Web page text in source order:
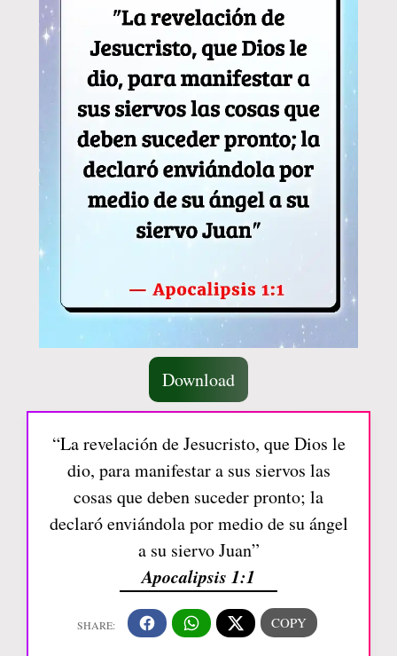
Download
“La revelación de Jesucristo, que Dios le
dio, para manifestar a sus siervos las
cosas que deben suceder pronto; la
declaró enviándola por medio de su ángel
a su siervo Juan”
Apocalipsis 1:1